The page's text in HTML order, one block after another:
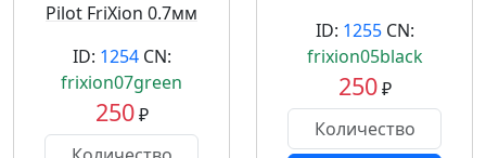
Pilot FriXion 0.7мм
ID: 1254CN:
frixion07green
250₽
ID: 1255CN:
frixion05black
250₽